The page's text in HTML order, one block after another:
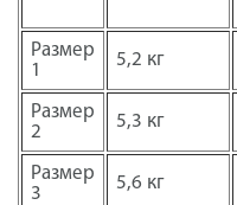
Размер
1
5,2 кг
Размер
2
5,3 кг
Размер
3
5,6 кг